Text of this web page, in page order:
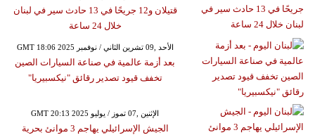
قتيلان و12 جريحًا في 13 حادث سير في لبنان
خلال 24 ساعة
GMT 18:06 2025 الأحد ,09 تشرين الثاني / نوفمبر
بعد أزمة عالمية في صناعة السيارات الصين
تخفف قيود تصدير رقائق "نيكسبيريا"
GMT 20:13 2025 الإثنين ,07 تموز / يوليو
الجيش الإسرائيلي يهاجم 3 موانئ بحرية